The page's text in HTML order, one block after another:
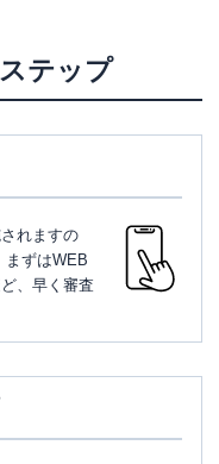
テップ
れますの
まずはWEB
、早く審査